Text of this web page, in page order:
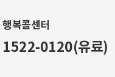
행복콜센터
1522-0120(유료)